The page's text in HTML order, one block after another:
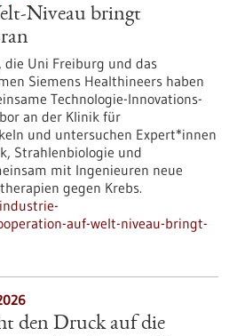
Niveau bringt
Uni Freiburg und das
Siemens Healthineers haben
Technologie-Innovations-
an der Klinik für
und untersuchen Expert*innen
Strahlenbiologie und
mit Ingenieuren neue
gegen Krebs.
auf-welt-niveau-bringt-
den Druck auf die